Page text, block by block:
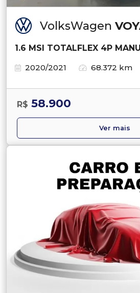
VolksWagen
1.6 MSI TOTALFLEX 4P
2020/2021
68.372 km
R$ 58.900
Ver mais